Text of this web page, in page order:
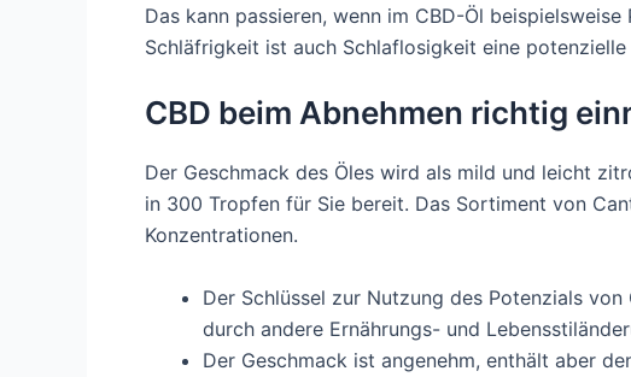
Das kann passieren, wenn im CBD-Öl
Schläfrigkeit ist auch Schlaflosigkeit eine potenzielle
CBD beim Abnehmen richtig
Der Geschmack des Öles wird als mild und leicht
in 300 Tropfen für Sie bereit. Das Sortiment von
Konzentrationen.
Der Schlüssel zur Nutzung des Potenzials
durch andere Ernährungs- und
Der Geschmack ist angenehm, enthält aber